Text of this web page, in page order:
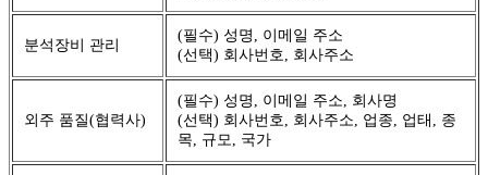
분석장비 관리
(필수) 성명, 이메일 주소
(선택) 회사번호, 회사주소
외주 품질(협력사)
(필수) 성명, 이메일 주소, 회사명
(선택) 회사번호, 회사주소, 업종, 업태, 종
목, 규모, 국가